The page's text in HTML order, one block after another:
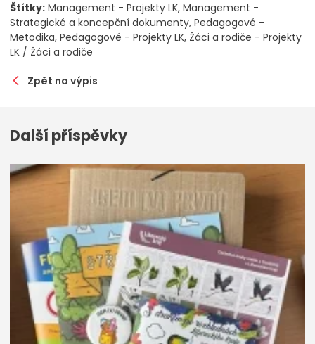
Štítky: Management - Projekty LK Management -
Strategické a koncepční dokumenty Pedagogové -
Metodika Pedagogové - Projekty LK Žáci a rodiče - Projekty
LK / Žáci a rodiče
Zpět na výpis
Další příspěvky